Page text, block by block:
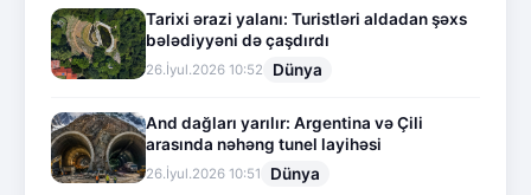
Tarixi ərazi yalanı: Turistləri aldadan şəxs
bələdiyyəni də çaşdırdı
26.İyul.2026 10:52 Dünya
And dağları yarılır: Argentina və Çili
arasında nəhəng tunel layihəsi
26.İyul.2026 10:51 Dünya